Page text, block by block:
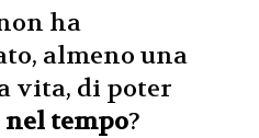
ha
almeno una
vita, di poter
tempo?